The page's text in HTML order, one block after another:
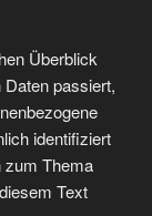
Überblick
passiert,
identifiziert
zum Thema
Text